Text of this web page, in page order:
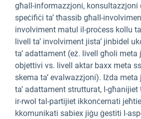
għall-informazzjoni,
speċifiċi ta’ tħassib għall-
involviment matul il-proċess kollu
livell ta’ involviment jista’ jinbidel
ta’ adattament (eż. livell għoli
objettivi vs. livell aktar baxx meta
skema ta’ evalwazzjoni). Iżda
ta’ adattament strutturat, l-għanijiet
ir-rwol tal-partijiet ikkonċernati
kkomunikati sabiex jiġu ġestiti l-